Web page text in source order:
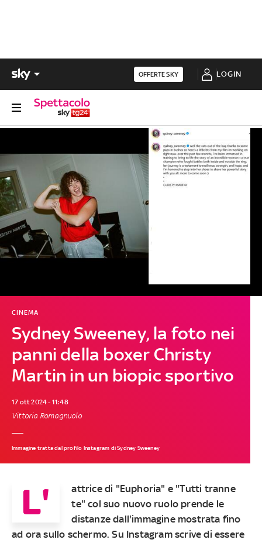
OFFERTE SKY LOGIN
Sydney Sweeney, la foto nei
panni della boxer Christy
Martin in un biopic sportivo
CINEMA
17 ott 2024 - 11:48
Vittoria Romagnuolo
Immagine tratta dal profilo Instagram di Sydney Sweeney
L'
attrice di "Euphoria" e "Tutti tranne
te" col suo nuovo ruolo prende le
distanze dall'immagine mostrata fino
ad ora sullo schermo. Su Instagram scrive di essere